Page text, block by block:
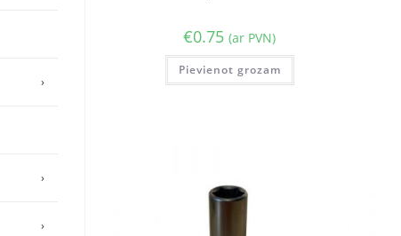
€0.75 (ar PVN)
Pievienot grozam
›
›
›